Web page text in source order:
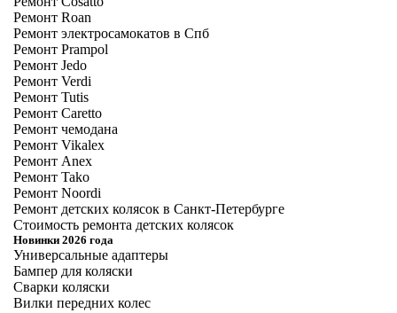
Ремонт Roan
Ремонт электросамокатов в Спб
Ремонт Prampol
Ремонт Jedo
Ремонт Verdi
Ремонт Tutis
Ремонт Caretto
Ремонт чемодана
Ремонт Vikalex
Ремонт Anex
Ремонт Tako
Ремонт Noordi
Ремонт детских колясок в Санкт-Петербурге
Стоимость ремонта детских колясок
Новинки 2026 года
Универсальные адаптеры
Бампер для коляски
Сварки коляски
Вилки передних колес